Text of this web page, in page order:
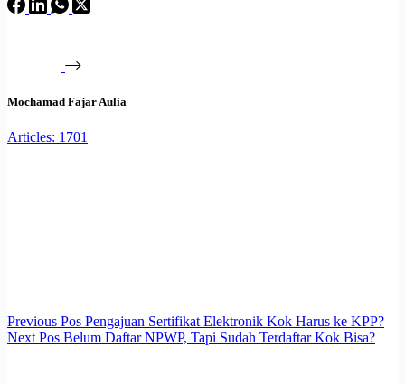
Mochamad Fajar Aulia
Articles: 1701
Previous Pos Pengajuan Sertifikat Elektronik Kok Harus ke KPP?
Next Pos Belum Daftar NPWP, Tapi Sudah Terdaftar Kok Bisa?